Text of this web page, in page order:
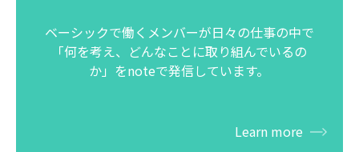
ベーシックで働くメンバーが日々の仕事の中で
「何を考え、どんなことに取り組んでいるの
か」をnoteで発信しています。
Learn more